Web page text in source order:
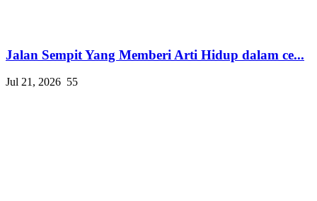
Jalan Sempit Yang Memberi Arti Hidup dalam ce...
Jul 21, 2026 55